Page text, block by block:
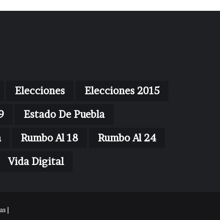
Elecciones
Elecciones 2015
Estado De Puebla
Rumbo Al 18
Rumbo Al 24
Vida Digital
|